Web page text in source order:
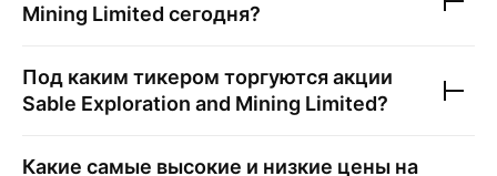
Mining Limited сегодня?
Под каким тикером торгуются акции
Sable Exploration and Mining Limited?
Какие самые высокие и низкие цены на